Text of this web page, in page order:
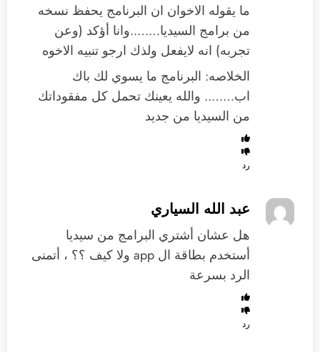
ما يقوله الاخوان ان البرنامج يحفظ نسخه
من برامج السيديا……..وانا أؤكد (وعن
تجربه) انه لايفعل ولذك ارجو تنبيه الاخوه
الخلاصه: البرنامج ما يسوي لك باك
اب…….. والله يعينك تحمل كل مفقوداتك
من السيديا من جديد
رد
عبد الله السياري
هل عشان أشتري البرامج من سيديا
أستخدم بطاقة ال app ولا كيف ؟؟ ، أتمنى
الرد بسرعة
رد